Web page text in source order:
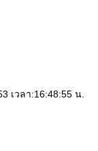
เวลา:16:48:55 น.